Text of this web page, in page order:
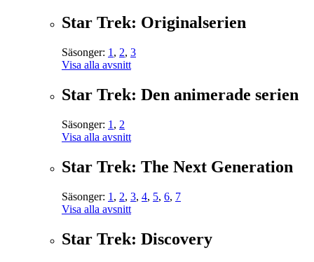
Star Trek: Originalserien
Säsonger: 1 , 2, 3
Visa alla avsnitt
Star Trek: Den animerade serien
Säsonger: 1 , 2
Visa alla avsnitt
Star Trek: The Next Generation
Säsonger: 1 , 2, 3, 4, 5, 6, 7
Visa alla avsnitt
Star Trek: Discovery